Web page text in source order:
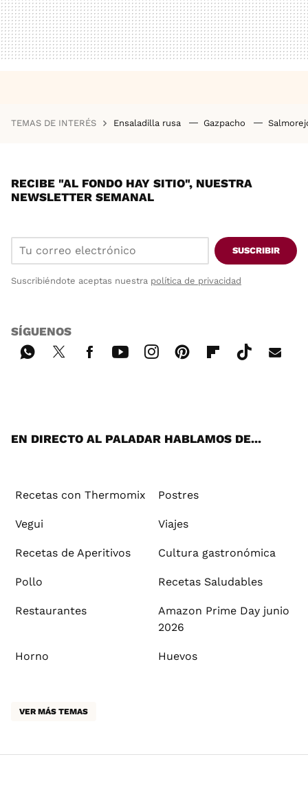
TEMAS DE INTERÉS Ensaladilla rusa Gazpacho
RECIBE "AL FONDO HAY SITIO", NUESTRA
NEWSLETTER SEMANAL
SUSCRIBIR
Suscribiéndote aceptas nuestra política de privacidad
SÍGUENOS
EN DIRECTO AL PALADAR HABLAMOS DE...
Recetas con Thermomix Postres
Vegui Viajes
Recetas de Aperitivos Cultura gastronómica
Pollo Recetas Saludables
Restaurantes
Amazon Prime Day junio
2026
Horno Huevos
VER MÁS TEMAS